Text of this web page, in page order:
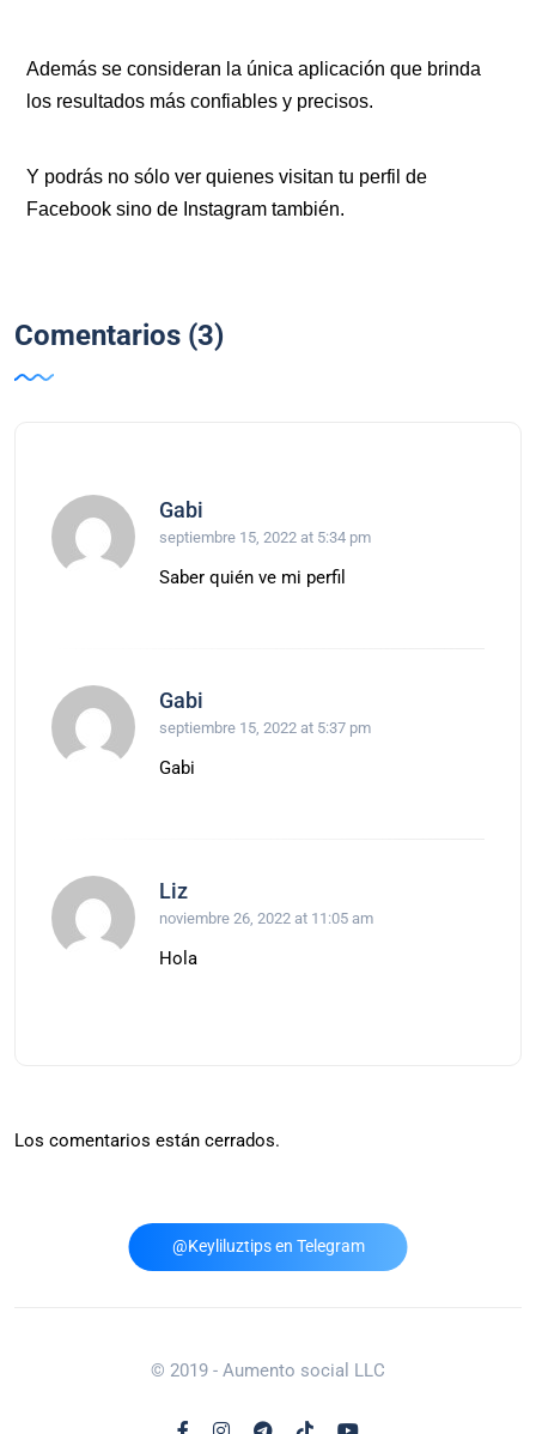
Además se consideran la única aplicación que brinda
los resultados más confiables y precisos.
Y podrás no sólo ver quienes visitan tu perfil de
Facebook sino de Instagram también.
Comentarios (3)
Gabi
septiembre 15, 2022 at 5:34 pm
Saber quién ve mi perfil
Gabi
septiembre 15, 2022 at 5:37 pm
Gabi
Liz
noviembre 26, 2022 at 11:05 am
Hola
Los comentarios están cerrados.
@Keyliluztips en Telegram
© 2019 - Aumento social LLC